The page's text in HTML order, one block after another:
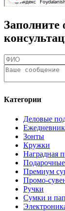
Заполните
Категории
Деловые
Ежедневник
Зонты
Кружки
Наградная
Премиум
Промо-
Ручки
Сумки и